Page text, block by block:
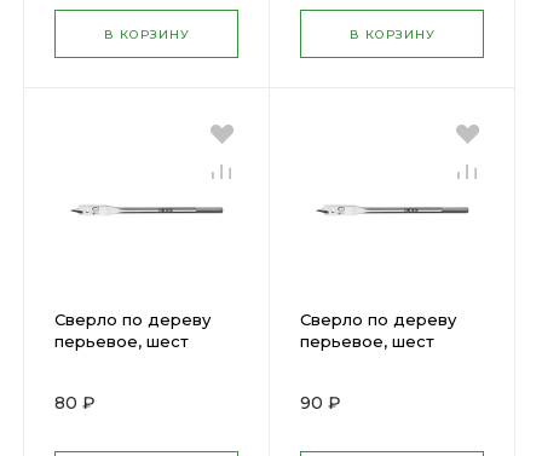
В КОРЗИНУ В КОРЗИНУ
Сверло по дереву
перьевое, шест
80 ₽
Сверло по дереву
перьевое, шест
90 ₽